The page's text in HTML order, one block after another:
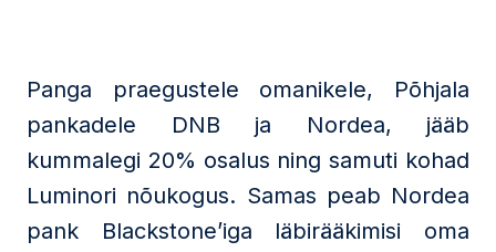
Panga praegustele omanikele, Põhjala
pankadele DNB ja Nordea, jääb
kummalegi 20% osalus ning samuti kohad
Luminori nõukogus. Samas peab Nordea
pank Blackstone’iga läbirääkimisi oma